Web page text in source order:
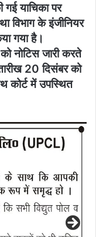
गई याचिका पर
विभाग के इंजीनियर
गया है।
नोटिस जारी करते
20 दिसंबर को
कोर्ट में उपस्थित